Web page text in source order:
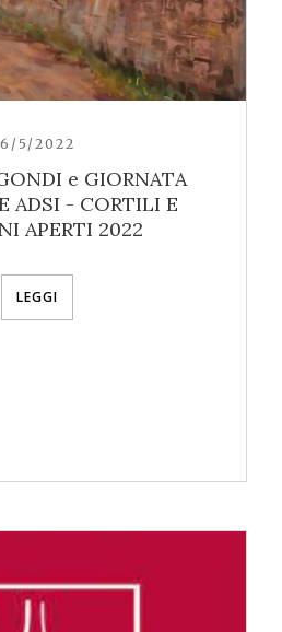
6/5/2022
e GIORNATA
ADSI - CORTILI E
APERTI 2022
LEGGI